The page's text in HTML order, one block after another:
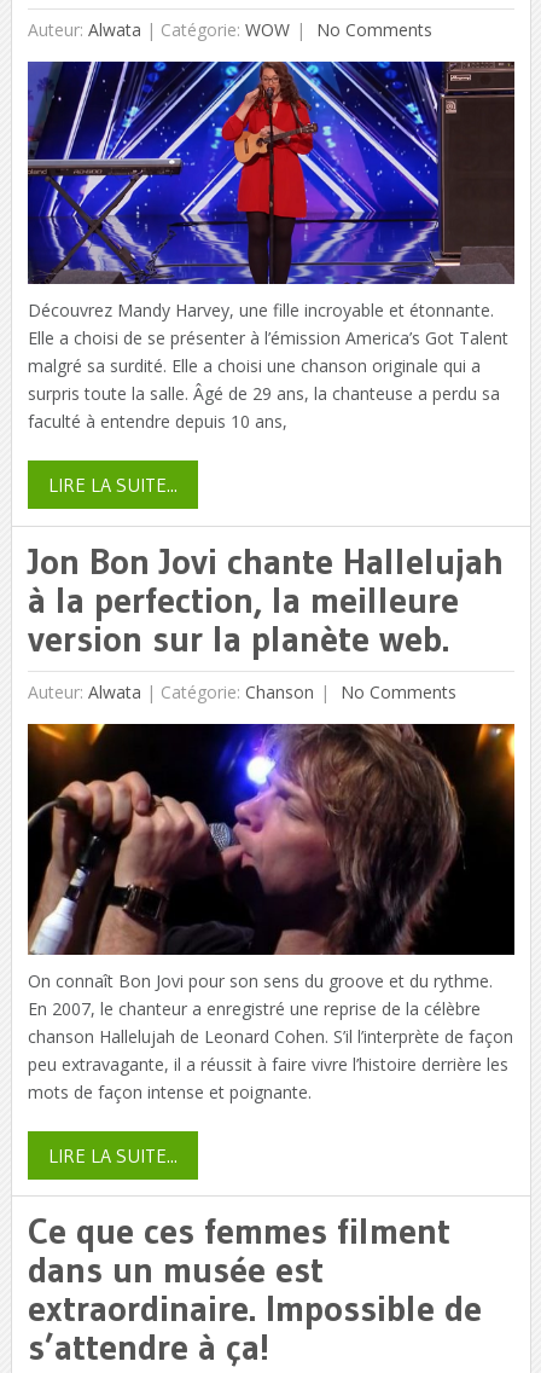
Auteur: Alwata | Catégorie: WOW No Comments
Découvrez Mandy Harvey, une fille incroyable et étonnante.
Elle a choisi de se présenter à l’émission America’s Got Talent
malgré sa surdité. Elle a choisi une chanson originale qui a
surpris toute la salle. Âgé de 29 ans, la chanteuse a perdu sa
faculté à entendre depuis 10 ans,
LIRE LA SUITE...
Jon Bon Jovi chante Hallelujah
à la perfection, la meilleure
version sur la planète web.
Auteur: Alwata | Catégorie: Chanson No Comments
On connaît Bon Jovi pour son sens du groove et du rythme.
En 2007, le chanteur a enregistré une reprise de la célèbre
chanson Hallelujah de Leonard Cohen. S’il l’interprète de façon
peu extravagante, il a réussit à faire vivre l’histoire derrière les
mots de façon intense et poignante.
LIRE LA SUITE...
Ce que ces femmes filment
dans un musée est
extraordinaire. Impossible de
s’attendre à ça!